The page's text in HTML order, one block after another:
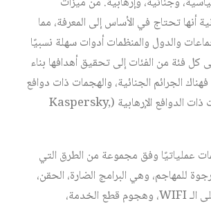
أنها تحتاج في الأساس إلى المعرفة، مما
والدول والمنظمات أدوات سهلة نسبيًا
كل فئة من الفئات إلى تحقيق أهدافها بناء
الجرائم الجنائية، والهجمات ذات دوافع
سياسية، والهجمات ذات الدوافع الإرهابية (Kaspersky,
عملياتيًا وفق مجموعة من الطرق التي
للمهاجم، وهي البرامج الضارة، الحقن،
التصيد، الهجوم على الـ WIFI، وهجوم قطع الخدمة،